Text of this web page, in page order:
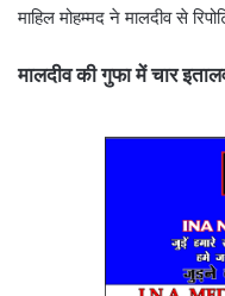
माहिल मोहम्मद ने मालदीव से
मालदीव की गुफा में चार